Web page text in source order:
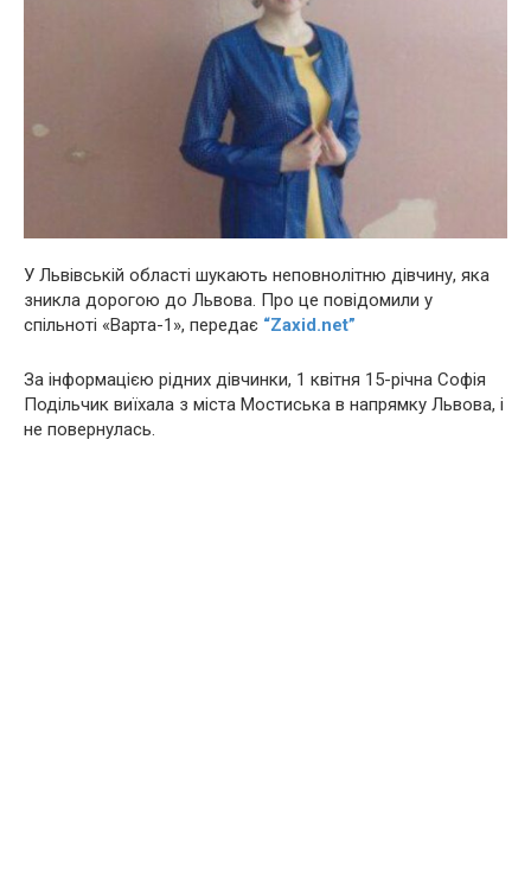
У Львівській області шукають неповнолітню дівчину, яка
зникла дорогою до Львова. Про це повідомили у
спільноті «Варта-1», передає “Zaxid.net”
За інформацією рідних дівчинки, 1 квітня 15-річна Софія
Подільчик виїхала з міста Мостиська в напрямку Львова, і
не повернулась.